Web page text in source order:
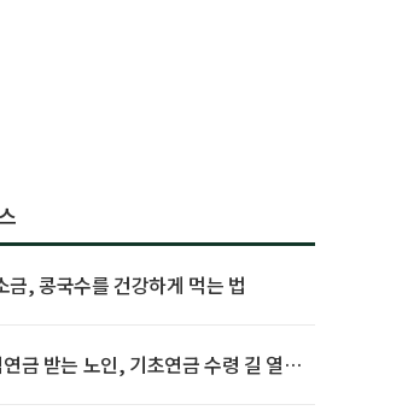
금, 콩국수를 건강하게 먹는 법
금 받는 노인, 기초연금 수령 길 열린